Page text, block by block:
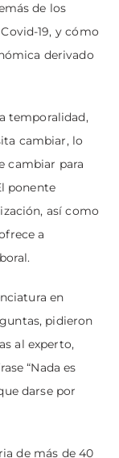
de los
19, y cómo
derivado
temporalidad,
cambiar, lo
cambiar para
ponente
así como
a
en
pidieron
al experto,
“Nada es
darse por
de más de 40